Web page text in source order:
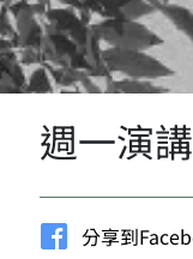
週一演
分享到